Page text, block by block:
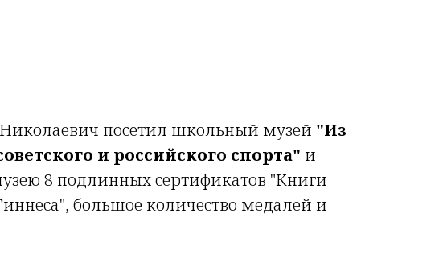
посетил школьный музей "Из
и российского спорта" и
8 подлинных сертификатов "Книги
большое количество медалей и